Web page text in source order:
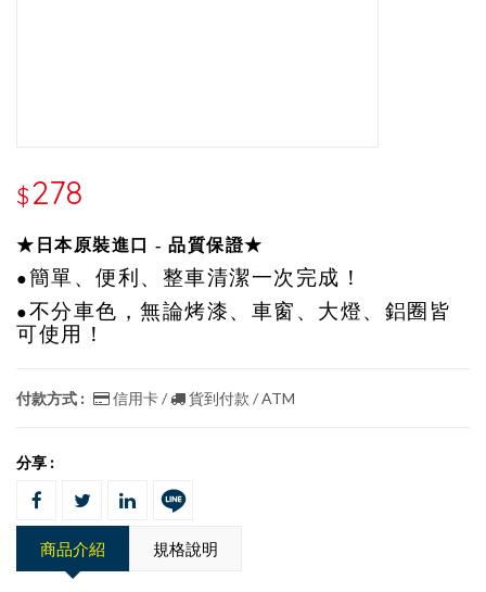
$278
★日本原裝進口 - 品質保證★
●簡單、便利、整車清潔一次完成！
●不分車色，無論烤漆、車窗、大燈、鋁圈皆
可使用！
付款方式 : 信用卡 / 貨到付款 / ATM
分享 :
商品介紹 規格說明